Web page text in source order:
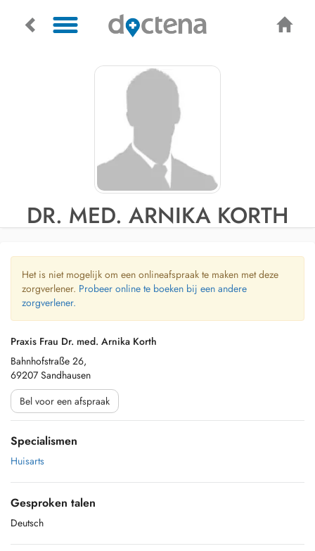
DR. MED. ARNIKA KORTH
Het is niet mogelijk om een onlineafspraak te maken met deze
zorgverlener. Probeer online te boeken bij een andere
zorgverlener.
Praxis Frau Dr. med. Arnika Korth
Bahnhofstraße 26,
69207 Sandhausen
Bel voor een afspraak
Specialismen
Huisarts
Gesproken talen
Deutsch